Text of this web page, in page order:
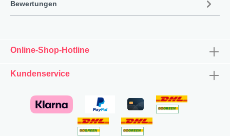
Bewertungen
Online-Shop-Hotline
Kundenservice